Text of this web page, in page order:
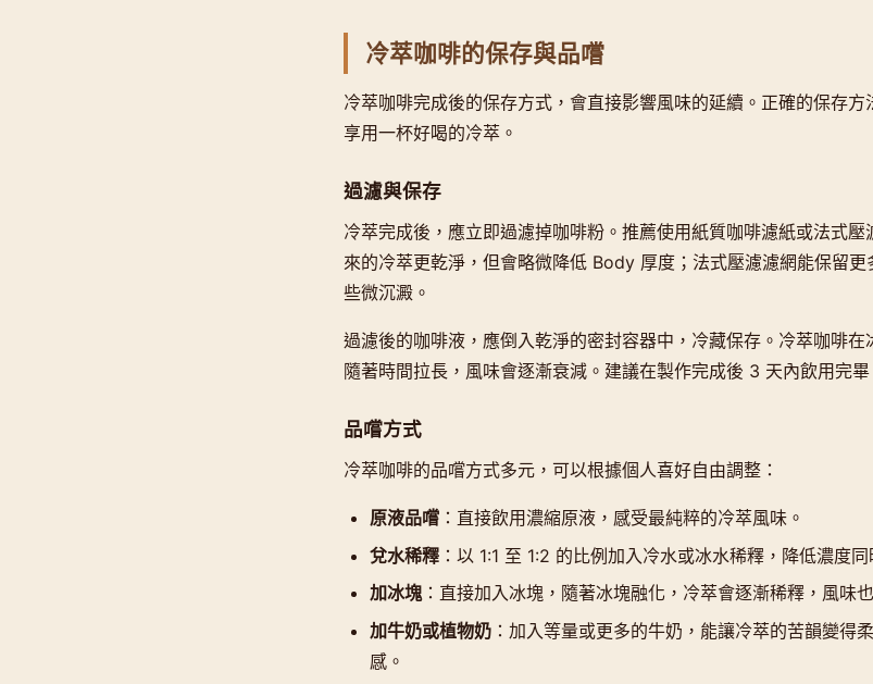
冷萃咖啡的保存與品嚐
冷萃咖啡完成後的保存方式，會直接影響風味的延續。正確的保存
享用一杯好喝的冷萃。
過濾與保存
冷萃完成後，應立即過濾掉咖啡粉。推薦使用紙質咖啡濾紙或法式
來的冷萃更乾淨，但會略微降低 Body 厚度；法式壓濾濾網能保留
些微沉澱。
過濾後的咖啡液，應倒入乾淨的密封容器中，冷藏保存。冷萃咖啡
隨著時間拉長，風味會逐漸衰減。建議在製作完成後 3 天內飲用完
品嚐方式
冷萃咖啡的品嚐方式多元，可以根據個人喜好自由調整：
原液品嚐 ：直接飲用濃縮原液，感受最純粹的冷萃風味。
兌水稀釋 ：以 1:1 至 1:2 的比例加入冷水或冰水稀釋，降低濃度
加冰塊：直接加入冰塊，隨著冰塊融化，冷萃會逐漸稀釋，風味
加牛奶或植物奶 ：加入等量或更多的牛奶，能讓冷萃的苦韻變得
感。